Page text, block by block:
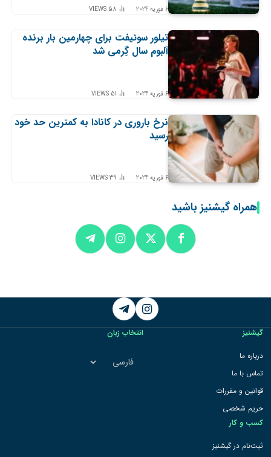
6 فوریه 2024 58
VIEWS
تیلور سوئیفت برای چهارمین بار برنده
آلبوم سال گِرمی شد
6 فوریه 2024 51
VIEWS
نرخ باروری در کانادا به کمترین حد خود
رسید
6 فوریه 2024 39
VIEWS
همراه گیشنیز باشید
Instagram
Telegram
گیشنیز
درباره ما
تماس با ما
قوانین و مقررات
حریم شخصی
کسب و کار
ثبت‌نام در گیشنیز
انتخاب زبان
انتخاب
زبان